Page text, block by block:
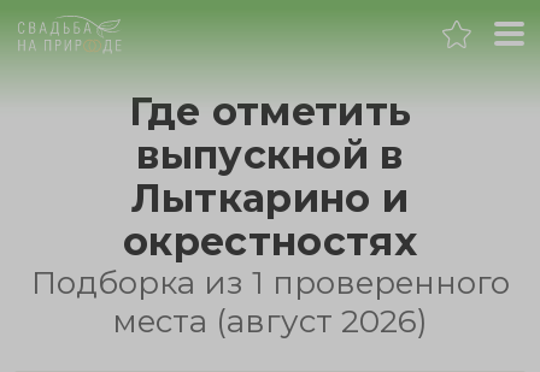
День рождения
Где отметить
выпускной в
Лыткарино и
окрестностях
Подборка из 1 проверенного
местa (август 2026)